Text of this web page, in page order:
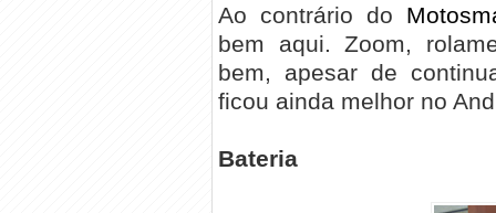
Ao contrário do
bem aqui. Zoom,
bem, apesar de
ficou ainda melhor no
Bateria